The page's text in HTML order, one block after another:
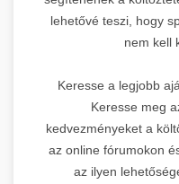
lehetővé teszi, hogy
nem kell
Keresse a legjobb
Keresse meg
kedvezményeket a
az online fórumokon
az ilyen